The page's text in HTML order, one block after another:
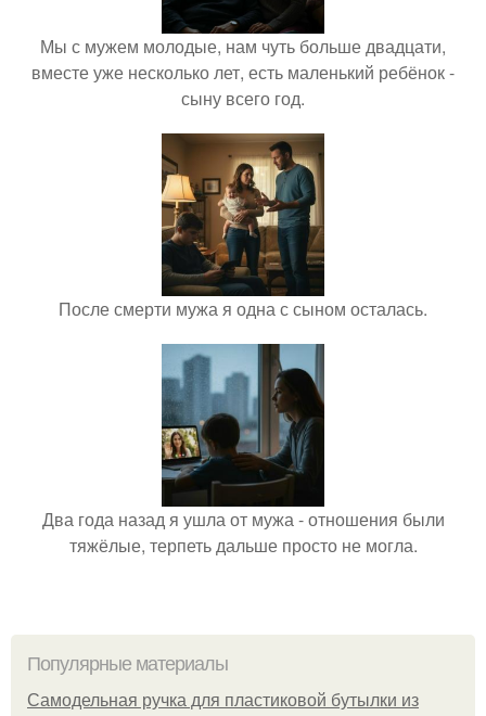
Мы с мужем молодые, нам чуть больше двадцати,
вместе уже несколько лет, есть маленький ребёнок -
сыну всего год.
После смерти мужа я одна с сыном осталась.
Два года назад я ушла от мужа - отношения были
тяжёлые, терпеть дальше просто не могла.
Популярные материалы
Самодельная ручка для пластиковой бутылки из